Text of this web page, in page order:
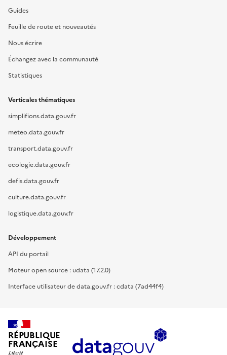
Guides
Feuille de route et nouveautés
Nous écrire
Échangez avec la communauté
Statistiques
Verticales thématiques
simplifions.data.gouv.fr
meteo.data.gouv.fr
transport.data.gouv.fr
ecologie.data.gouv.fr
defis.data.gouv.fr
culture.data.gouv.fr
logistique.data.gouv.fr
Développement
API du portail
Moteur open source : udata (17.2.0)
Interface utilisateur de data.gouv.fr : cdata (7ad44f4)
RÉPUBLIQUE
FRANÇAISE